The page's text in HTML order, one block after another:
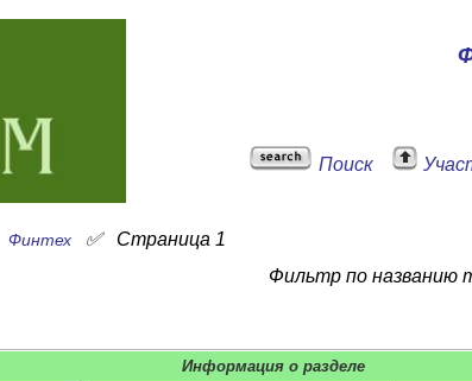
Поиск
Финтех ✅ Страница 1
Фильтр по названию
Информация о разделе